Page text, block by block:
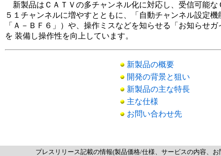
新製品はＣＡＴＶの多チャンネル化に対応し、受信可能な
５１チャンネルに増やすとともに、「自動チャンネル設定
「Ａ－ＢＦ６」）や、操作ミスなどを知らせる「お知らせ
を 装備し操作性を向上しています。
新製品の概要
開発の背景と狙い
新製品の主な特長
主な仕様
お問い合わせ先
プレスリリース記載の情報(製品価格/仕様、サービスの内容、